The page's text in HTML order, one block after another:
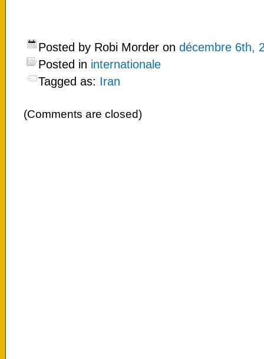
Posted by Robi Morder on décembre 6th,
Posted in internationale
Tagged as: Iran
(Comments are closed)